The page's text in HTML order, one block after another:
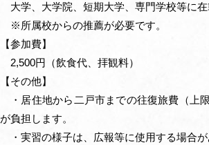
大学、大学院、短期大学、専門学校等に
※所属校からの推薦が必要です。
【参加費】
2,500円（飲食代、拝観料）
【その他】
・居住地から二戸市までの往復旅費（上
が負担します。
・実習の様子は、広報等に使用する場合が